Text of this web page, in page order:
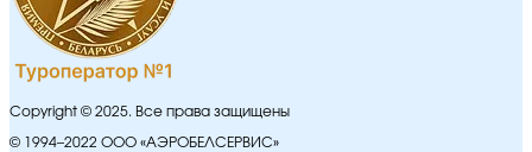
Copyright © 2025. Все права защищены
© 1994–2022 ООО «АЭРОБЕЛСЕРВИС»